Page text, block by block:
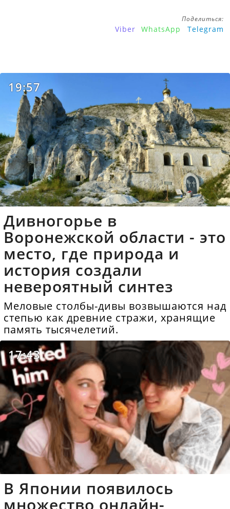
Поделиться:
Viber WhatsApp Telegram
19:57
Дивногорье в
Воронежской области - это
место, где природа и
история создали
невероятный синтез
Меловые столбы-дивы возвышаются над
степью как древние стражи, хранящие
память тысячелетий.
17:43
В Японии появилось
множество онлайн-